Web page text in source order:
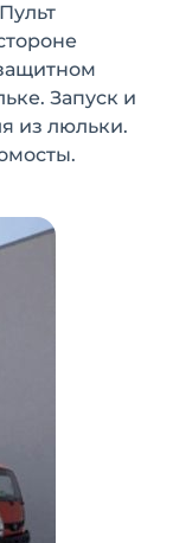
Запуск и
из люльки.